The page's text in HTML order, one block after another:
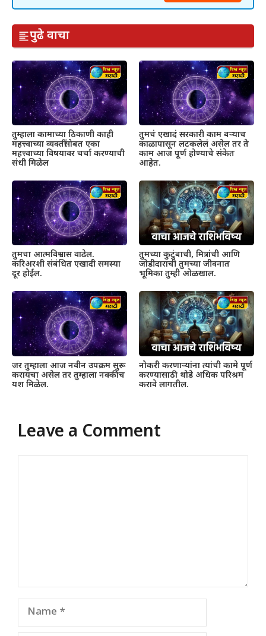
पुढे वाचा
तुम्हाला कामाच्या ठिकाणी काही
महत्त्वाच्या व्यक्तींसोबत एका
महत्त्वाच्या विषयावर चर्चा करण्याची
संधी मिळेल
तुमचं एखादं सरकारी काम बऱ्याच
काळापासून लटकलेलं असेल तर ते
काम आज पूर्ण होण्याचे संकेत
आहेत.
तुमचा आत्मविश्वास वाढेल.
करिअरशी संबंधित एखादी समस्या
दूर होईल.
तुमच्या कुटुंबाची, मित्रांची आणि
जोडीदाराची तुमच्या जीवनात
भूमिका तुम्ही ओळखाल.
जर तुम्हाला आज नवीन उपक्रम सुरू
करायचा असेल तर तुम्हाला नक्कीच
यश मिळेल.
नोकरी करणाऱ्यांना त्यांची कामे पूर्ण
करण्यासाठी थोडे अधिक परिश्रम
करावे लागतील.
Leave a Comment
Name